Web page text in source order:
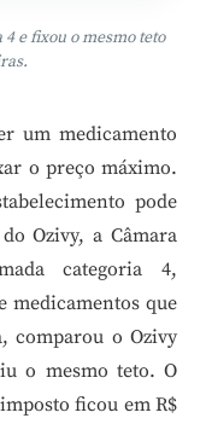
e fixou o mesmo teto
um medicamento
o preço máximo.
pode
Ozivy, a Câmara
categoria 4,
medicamentos que
comparou o Ozivy
o mesmo teto. O
ficou em R$